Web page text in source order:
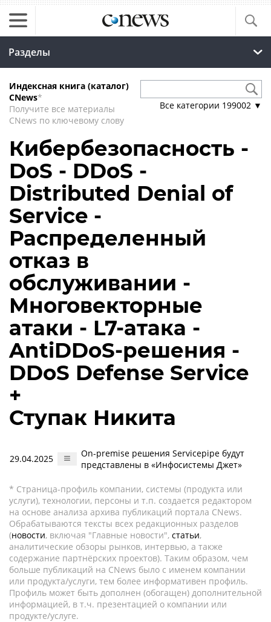
Разделы
Индексная книга (каталог)
CNews*
Получите все материалы
CNews по ключевому слову
Все категории 199002 ▼
Кибербезопасность -
DoS - DDoS -
Distributed Denial of
Service -
Распределенный
отказ в
обслуживании -
Многовекторные
атаки - L7-атака -
AntiDDoS-решения -
DDoS Defense Service
+
Ступак Никита
29.04.2025
Оn-premise решения Servicepipe будут
представлены в «Инфосистемы Джет»
* Страница-профиль компании, системы (продукта или
услуги), технологии, персоны и т.п. создается редактором
на основе анализа архива публикаций портала CNews.
Обрабатываются тексты всех редакционных разделов
(новости, включая "Главные новости", статьи,
аналитические обзоры рынков, интервью, а также
содержание партнёрских проектов). Таким образом, чем
больше публикаций на CNews было с именем компании
или продукта/услуги, тем более информативен профиль.
Профиль может быть дополнен (обогащен) дополнительной
информацией, в т.ч. презентацией о компании или
продукте/услуге.